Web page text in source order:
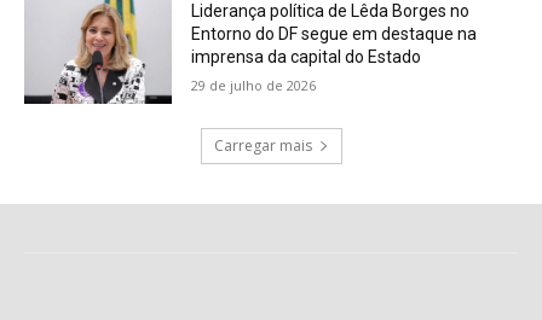
Liderança política de Lêda Borges no
Entorno do DF segue em destaque na
imprensa da capital do Estado
29 de julho de 2026
Carregar mais